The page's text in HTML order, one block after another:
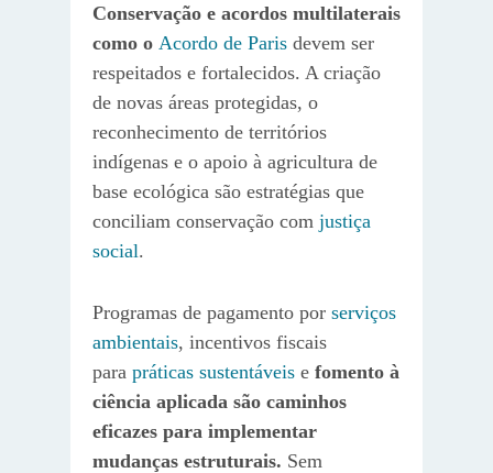
Conservação e acordos multilaterais
como o Acordo de Paris devem ser
respeitados e fortalecidos. A criação
de novas áreas protegidas, o
reconhecimento de territórios
indígenas e o apoio à agricultura de
base ecológica são estratégias que
conciliam conservação com justiça
social.
Programas de pagamento por serviços
ambientais, incentivos fiscais
para práticas sustentáveis e fomento à
ciência aplicada são caminhos
eficazes para implementar
mudanças estruturais. Sem